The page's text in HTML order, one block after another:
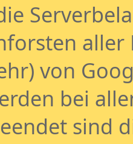
aller
von
bei
sind